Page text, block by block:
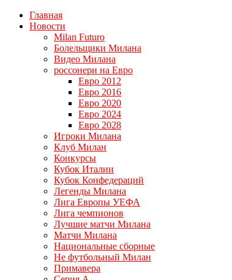
Главная
Новости
Milan Futuro
Болельщики Милана
Видео Милана
россонери на Евро
Евро 2012
Евро 2016
Евро 2020
Евро 2024
Евро 2028
Игроки Милана
Клуб Милан
Конкурсы
Кубок Италии
Кубок Конфедераций
Легенды Милана
Лига Европы УЕФА
Лига чемпионов
Лучшие матчи Милана
Матчи Милана
Национальные сборные
Не футбольный Милан
Примавера